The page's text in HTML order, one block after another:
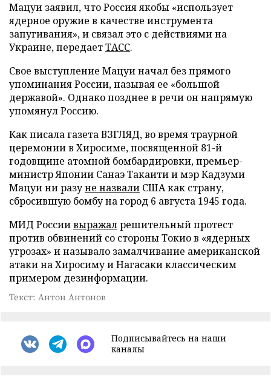
Мацуи заявил, что Россия якобы «использует
ядерное оружие в качестве инструмента
запугивания», и связал это с действиями на
Украине, передаетТАСС.
Свое выступление Мацуи начал без прямого
упоминания России, называя ее «большой
державой». Однако позднее в речи он напрямую
упомянул Россию.
Как писала газета ВЗГЛЯД, во время траурной
церемонии в Хиросиме, посвященной 81-й
годовщине атомной бомбардировки, премьер-
министр Японии Санаэ Такаити и мэр Кадзуми
Мацуи ни разуне назвали США как страну,
сбросившую бомбу на город 6 августа 1945 года.
МИД Россиивыражалрешительный протест
против обвинений со стороны Токио в «ядерных
угрозах» и называло замалчивание американской
атаки на Хиросиму и Нагасаки классическим
примером дезинформации.
Текст: Антон Антонов
Подписывайтесь на наши
каналы